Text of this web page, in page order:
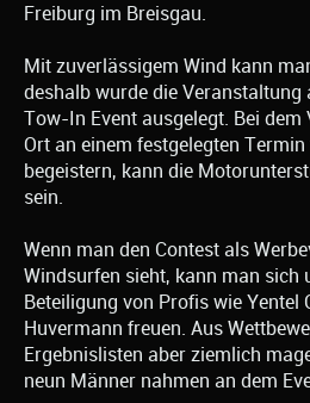
Freiburg im Breisgau.
Mit zuverlässigem Wind kann
deshalb wurde die Veranstaltung
Tow-In Event ausgelegt. Bei dem
Ort an einem festgelegten
begeistern, kann die
sein.
Wenn man den Contest als
Windsurfen sieht, kann man sich
Beteiligung von Profis wie Yentel
Huvermann freuen. Aus
Ergebnislisten aber ziemlich
neun Männer nahmen an dem